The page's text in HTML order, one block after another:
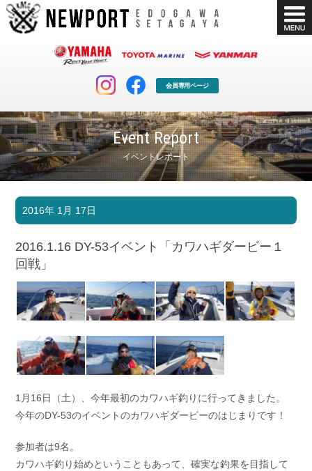
会員専用ページ
Event Report
イベントレポート
マリンクラブ
マリンライフを堪能したい！
ボート販売
ボート免許 シースタイル
Sea-Style
店舗情報
Shop Info.
公式ブログ
Blog
Contact us
採用情報 リンク集
2016年 1月 17日
2016.1.16 DY-53イベント「カワハギダービー１
回戦」
1月16日（土）、今年最初のカワハギ釣りに行ってきました。
今年のDY-53のイベントのカワハギダービーのはじまりです！
参加者は9名。
カワハギ釣り始めということもあって、確実な釣果を目指して